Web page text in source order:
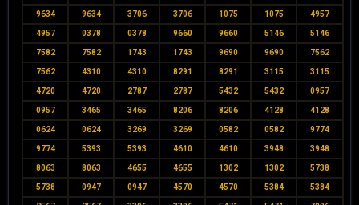
9634 9634 3706 3706 1075 1075 4957
4957 0378 0378 9660 9660 5146 5146
7582 7582 1743 1743 9690 9690 7562
7562 4310 4310 8291 8291 3115 3115
4720 4720 2787 2787 5432 5432 0957
0957 3465 3465 8206 8206 4128 4128
0624 0624 3269 3269 0582 0582 9774
9774 5393 5393 4610 4610 3948 3948
8063 8063 4655 4655 1302 1302 5738
5738 0947 0947 4570 4570 5384 5384